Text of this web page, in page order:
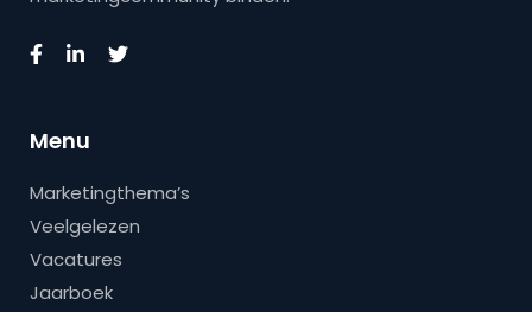
Menu
Marketingthema’s
Veelgelezen
Vacatures
Jaarboek